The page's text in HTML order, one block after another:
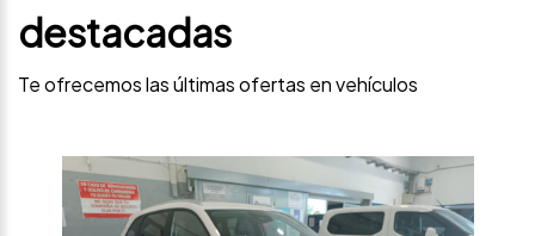
destacadas
Te ofrecemos las últimas ofertas en vehículos